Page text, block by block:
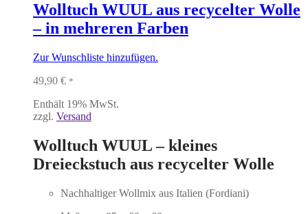
Wolltuch WUUL aus recycelter Wolle
– in mehreren Farben
Zur Wunschliste hinzufügen.
49,90 € *
Enthält 19% MwSt.
zzgl. Versand
Wolltuch WUUL – kleines
Dreieckstuch aus recycelter Wolle
Nachhaltiger Wollmix aus Italien (Fordiani)